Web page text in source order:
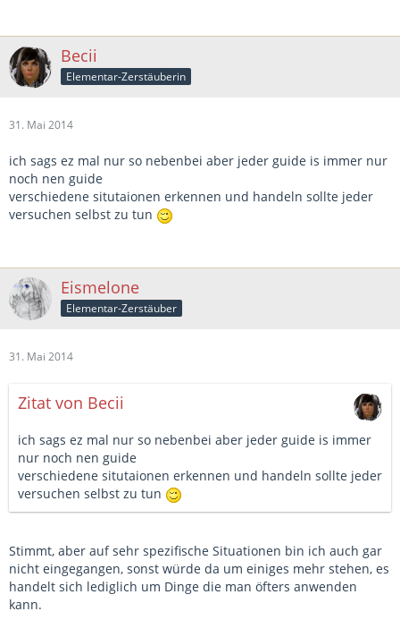
Becii
Elementar-Zerstäuberin
31. Mai 2014
ich sags ez mal nur so nebenbei aber jeder guide is immer nur
noch nen guide
verschiedene situtaionen erkennen und handeln sollte jeder
versuchen selbst zu tun
Eismelone
Elementar-Zerstäuber
31. Mai 2014
Zitat von Becii
ich sags ez mal nur so nebenbei aber jeder guide is immer
nur noch nen guide
verschiedene situtaionen erkennen und handeln sollte jeder
versuchen selbst zu tun
Stimmt, aber auf sehr spezifische Situationen bin ich auch gar
nicht eingegangen, sonst würde da um einiges mehr stehen, es
handelt sich lediglich um Dinge die man öfters anwenden
kann.